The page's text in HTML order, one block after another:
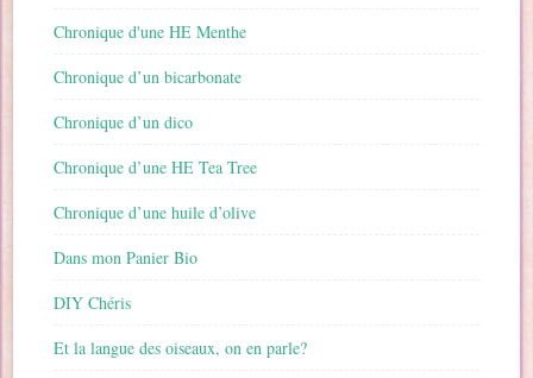
Chronique d'une HE Menthe
Chronique d’un bicarbonate
Chronique d’un dico
Chronique d’une HE Tea Tree
Chronique d’une huile d’olive
Dans mon Panier Bio
DIY Chéris
Et la langue des oiseaux, on en parle?